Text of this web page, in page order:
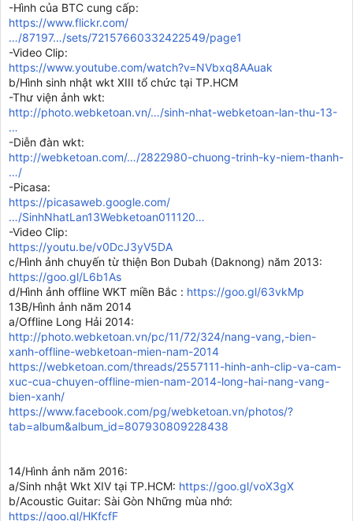
-Hình của BTC cung cấp:
https://www.flickr.com/
…/87197…/sets/72157660332422549/page1
-Video Clip:
https://www.youtube.com/watch?v=NVbxq8AAuak
b/Hình sinh nhật wkt XIII tổ chức tại TP.HCM
-Thư viện ảnh wkt:
http://photo.webketoan.vn/…/sinh-nhat-webketoan-lan-thu-13-
…
-Diễn đàn wkt:
http://webketoan.com/…/2822980-chuong-trinh-ky-niem-thanh-
…/
-Picasa:
https://picasaweb.google.com/
…/SinhNhatLan13Webketoan011120…
-Video Clip:
https://youtu.be/v0DcJ3yV5DA
c/Hình ảnh chuyến từ thiện Bon Dubah (Daknong) năm 2013:
https://goo.gl/L6b1As
d/Hình ảnh offline WKT miền Bắc : https://goo.gl/63vkMp
13B/Hình ảnh năm 2014
a/Offline Long Hải 2014:
http://photo.webketoan.vn/pc/11/72/324/nang-vang,-bien-
xanh-offline-webketoan-mien-nam-2014
https://webketoan.com/threads/2557111-hinh-anh-clip-va-cam-
xuc-cua-chuyen-offline-mien-nam-2014-long-hai-nang-vang-
bien-xanh/
https://www.facebook.com/pg/webketoan.vn/photos/?
tab=album&album_id=807930809228438
14/Hình ảnh năm 2016:
a/Sinh nhật Wkt XIV tại TP.HCM: https://goo.gl/voX3gX
b/Acoustic Guitar: Sài Gòn Những mùa nhớ:
https://goo.gl/HKfcfF